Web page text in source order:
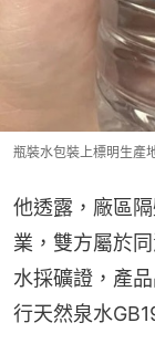
瓶裝水包裝上標明生產
他透露，廠區
業，雙方屬於
水採礦證，產
行天然泉水